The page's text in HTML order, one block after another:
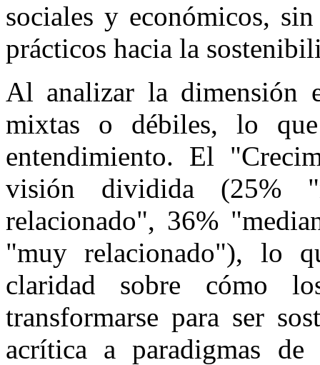
sociales y económicos,
prácticos hacia la
Al analizar la dimensión
mixtas o débiles, lo
entendimiento. El
visión dividida (25%
relacionado", 36%
"muy relacionado"), lo
claridad sobre cómo
transformarse para ser
acrítica a paradigmas de